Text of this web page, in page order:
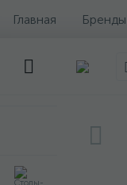
Главная Бренды